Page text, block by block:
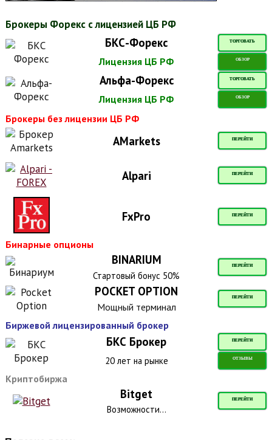
Брокеры Форекс с лицензией ЦБ РФ
БКС-Форекс ТОРГОВАТЬ
Лицензия ЦБ РФ ОБЗОР
Альфа-Форекс ТОРГОВАТЬ
Лицензия ЦБ РФ ОБЗОР
Брокеры без лицензии ЦБ РФ
AMarkets ПЕРЕЙТИ
Alpari ПЕРЕЙТИ
FxPro ПЕРЕЙТИ
Бинарные опционы
BINARIUM ПЕРЕЙТИ
Стартовый бонус 50%
POCKET OPTION ПЕРЕЙТИ
Мощный терминал
Биржевой лицензированный брокер
БКС Брокер ПЕРЕЙТИ
20 лет на рынке ОТЗЫВЫ
Криптобиржа
Bitget ПЕРЕЙТИ
Возможности...